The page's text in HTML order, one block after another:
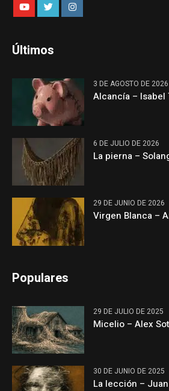
Últimos
3 DE AGOSTO DE 2026
Alcancía – Isabel
6 DE JULIO DE 2026
La pierna –
29 DE JUNIO DE 2026
Virgen Blanca –
Populares
29 DE JULIO DE 2025
Micelio – Alex
30 DE JUNIO DE 2025
La lección –